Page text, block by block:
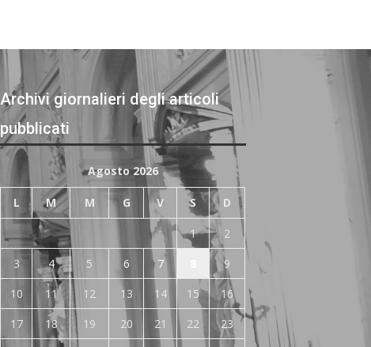
Archivi giornalieri degli articoli
pubblicati
Agosto 2026
L M M G V S D
1
2
3
4 5 6 7
9
10
11 12 13 14 15
16
17
18 19 20 21 22
23